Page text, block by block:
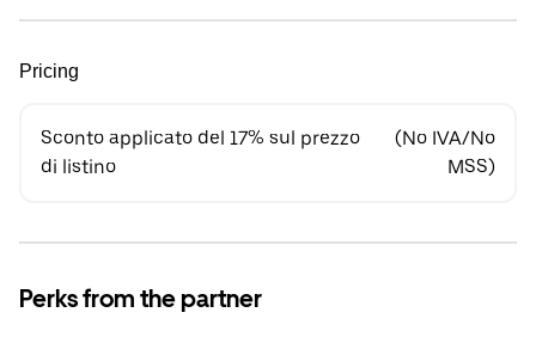
Pricing
Sconto applicato del 17% sul prezzo
di listino
(No IVA/No
MSS)
Perks from the partner